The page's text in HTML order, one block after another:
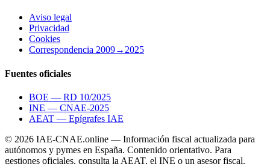
Aviso legal
Privacidad
Cookies
Correspondencia 2009→2025
Fuentes oficiales
BOE — RD 10/2025
INE — CNAE-2025
AEAT — Epígrafes IAE
© 2026 IAE-CNAE.online — Información fiscal actualizada para
autónomos y pymes en España. Contenido orientativo. Para
gestiones oficiales, consulta la AEAT, el INE o un asesor fiscal.